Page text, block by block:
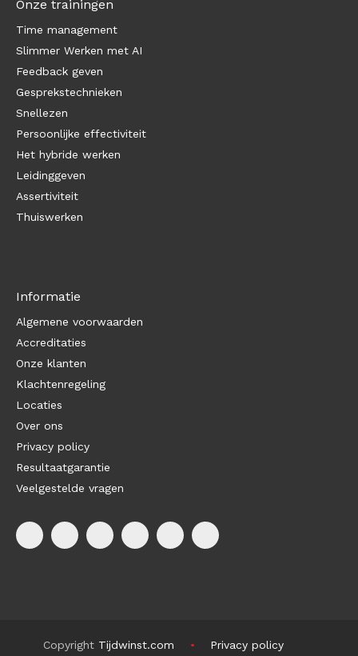
Onze trainingen
Time management
Slimmer Werken met AI
Feedback geven
Gesprekstechnieken
Snellezen
Persoonlijke effectiviteit
Het hybride werken
Leidinggeven
Assertiviteit
Thuiswerken
Informatie
Algemene voorwaarden
Accreditaties
Onze klanten
Klachtenregeling
Locaties
Over ons
Privacy policy
Resultaatgarantie
Veelgestelde vragen
Copyright Tijdwinst.com Privacy policy